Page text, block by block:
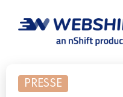
PRESSE